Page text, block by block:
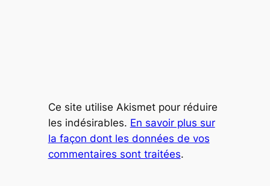
Ce site utilise Akismet pour réduire
les indésirables. En savoir plus sur
la façon dont les données de vos
commentaires sont traitées.